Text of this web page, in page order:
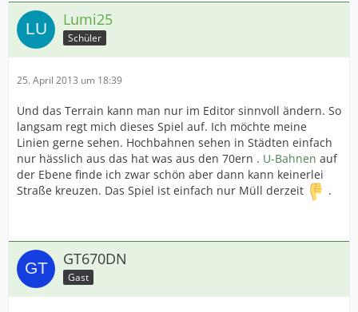
Lumi25
Schüler
25. April 2013 um 18:39
Und das Terrain kann man nur im Editor sinnvoll ändern. So
langsam regt mich dieses Spiel auf. Ich möchte meine
Linien gerne sehen. Hochbahnen sehen in Städten einfach
nur hässlich aus das hat was aus den 70ern . U-Bahnen auf
der Ebene finde ich zwar schön aber dann kann keinerlei
Straße kreuzen. Das Spiel ist einfach nur Müll derzeit
.
GT670DN
Gast